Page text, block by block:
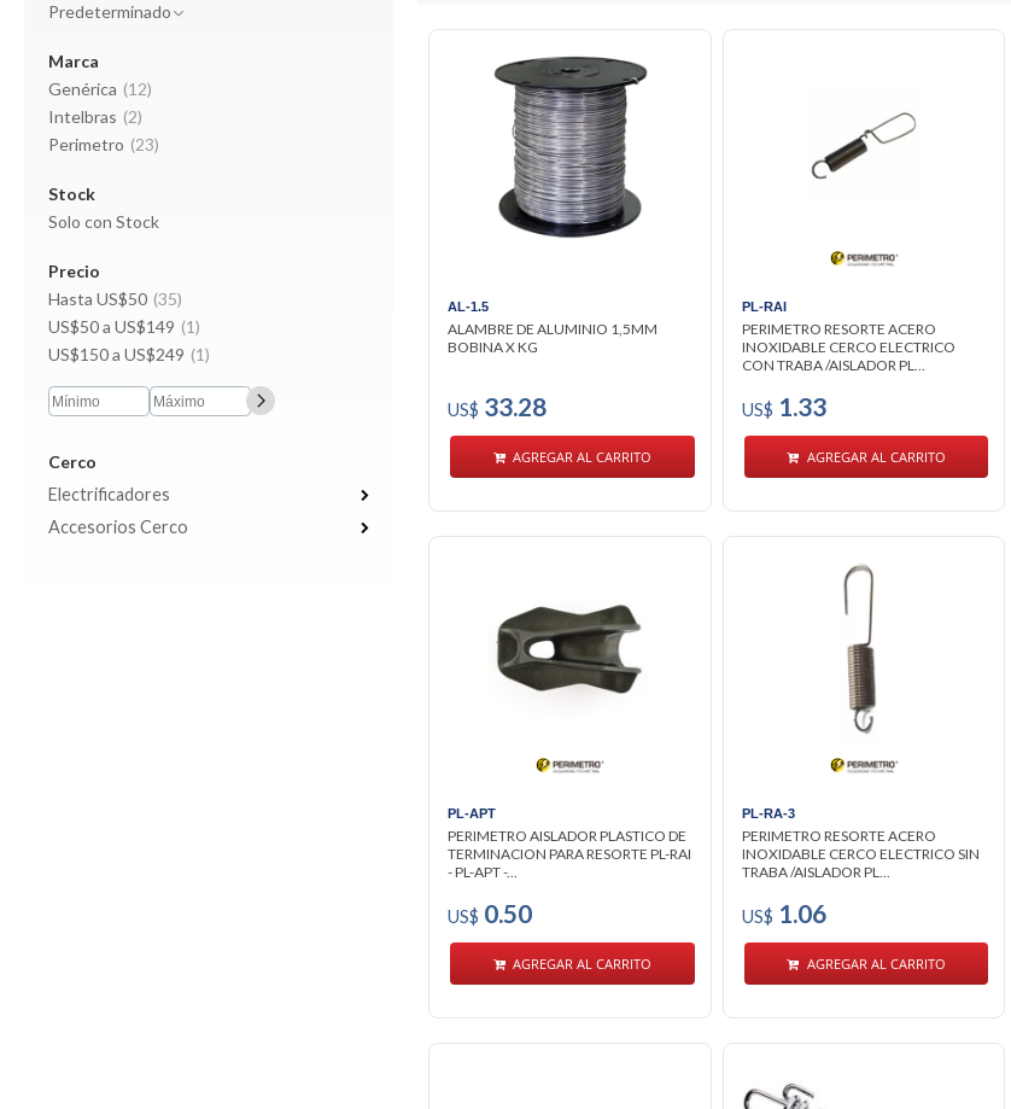
Predeterminado
Marca
Genérica (12)
Intelbras (2)
Perimetro (23)
Stock
Solo con Stock
Precio
Hasta US$50 (35)
US$50 a US$149 (1)
US$150 a US$249 (1)
Cerco
Electrificadores
Accesorios Cerco
AL-1.5
ALAMBRE DE ALUMINIO 1,5MM
BOBINA X KG
US$ 33.28
AGREGAR AL CARRITO
PL-RAI
PERIMETRO RESORTE ACERO
INOXIDABLE CERCO ELECTRICO
CON TRABA /AISLADOR PL...
US$ 1.33
AGREGAR AL CARRITO
PL-APT
PERIMETRO AISLADOR PLASTICO DE
TERMINACION PARA RESORTE PL-RAI
- PL-APT -...
US$ 0.50
AGREGAR AL CARRITO
PL-RA-3
PERIMETRO RESORTE ACERO
INOXIDABLE CERCO ELECTRICO SIN
TRABA /AISLADOR PL...
US$ 1.06
AGREGAR AL CARRITO